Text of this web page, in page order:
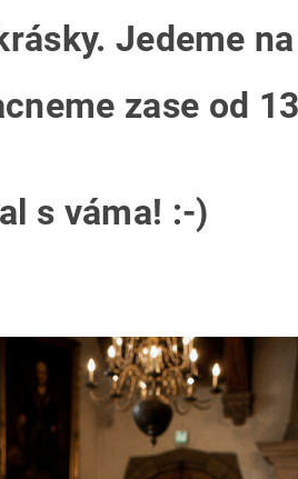
Jedeme
zase od
s váma! :-)